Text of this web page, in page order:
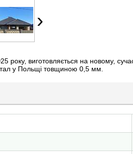
›
року, виготовляється на новому,
у Польщі товщиною 0,5 мм.